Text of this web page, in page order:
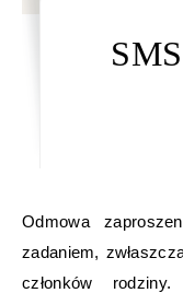
Odmowa
zadaniem,
członków